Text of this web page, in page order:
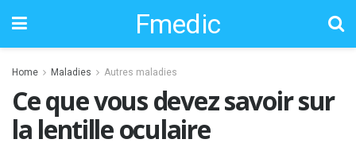
Fmedic
Home Maladies Autres maladies
Ce que vous devez savoir sur
la lentille oculaire